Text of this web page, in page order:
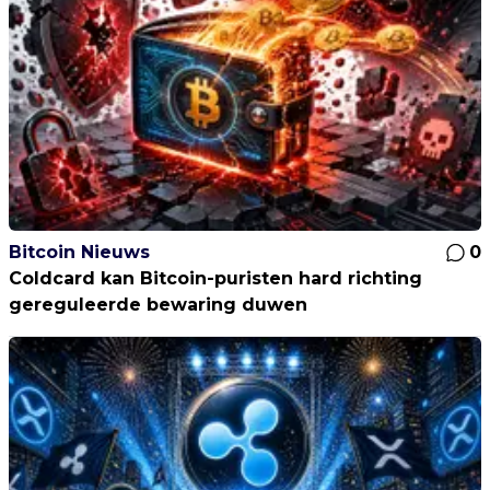
Bitcoin Nieuws
0
Coldcard kan Bitcoin-puristen hard richting
gereguleerde bewaring duwen